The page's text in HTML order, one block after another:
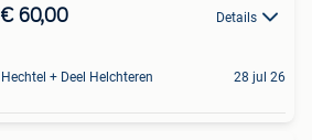
€ 60,00 Details
Hechtel + Deel Helchteren 28 jul 26